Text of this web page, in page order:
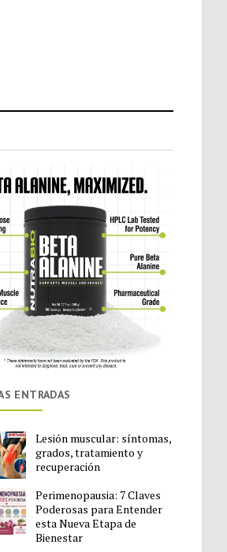
ENTRADAS
Lesión muscular: síntomas,
grados, tratamiento y
recuperación
Perimenopausia: 7 Claves
Poderosas para Entender
esta Nueva Etapa de
Bienestar